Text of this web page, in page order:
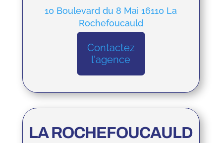
10 Boulevard du 8 Mai 16110 La
Rochefoucauld
Contactez
l'agence
LA ROCHEFOUCAULD